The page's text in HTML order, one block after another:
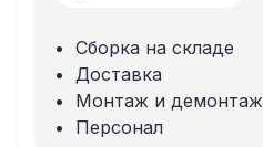
Сборка на складе
Доставка
Монтаж и демонтаж
Персонал